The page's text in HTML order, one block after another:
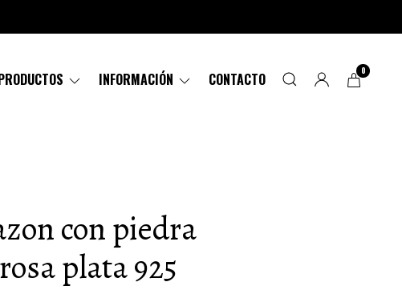
INFORMACIÓN CONTACTO 0
con piedra
plata 925